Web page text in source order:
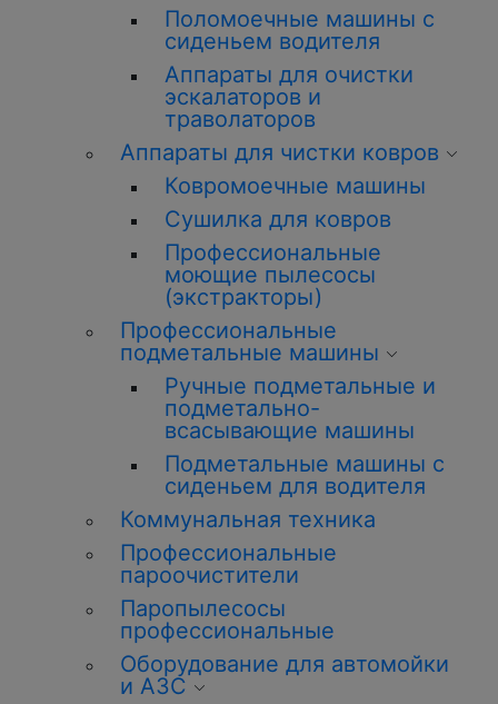
Поломоечные машины с
сиденьем водителя
Аппараты для очистки
эскалаторов и
траволаторов
Аппараты для чистки ковров
Ковромоечные машины
Сушилка для ковров
Профессиональные
моющие пылесосы
(экстракторы)
Профессиональные
подметальные машины
Ручные подметальные и
подметально-
всасывающие машины
Подметальные машины с
сиденьем для водителя
Коммунальная техника
Профессиональные
пароочистители
Паропылесосы
профессиональные
Оборудование для автомойки
и АЗС